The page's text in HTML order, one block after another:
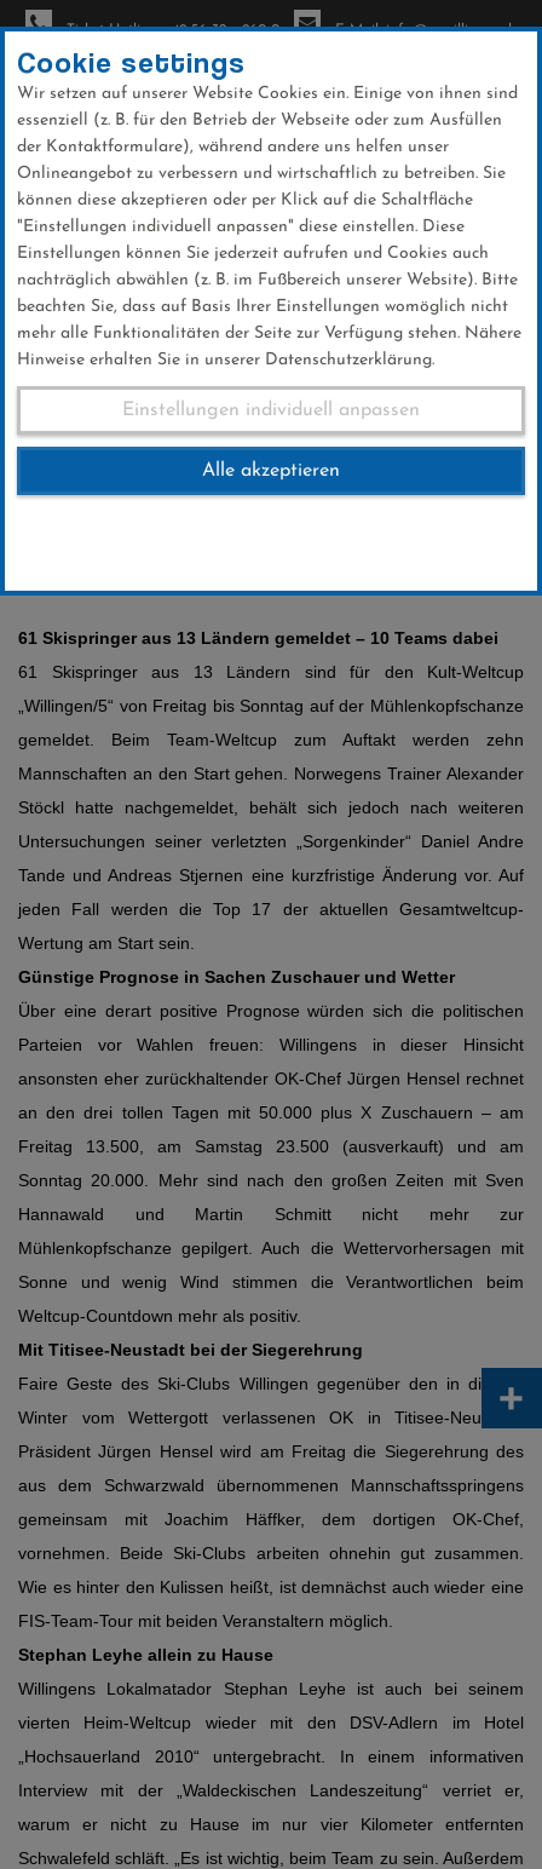
Direkt
zum
Inhalt
Ticket-Hotline: +49 56 32 - 960-0 E-Mail: info@sc-willingen.de
News
Weltcup-Splitter 13.02.2019
13 .Februar 2019
61 Skispringer aus 13 Ländern gemeldet – 10 Teams dabei
61 Skispringer aus 13 Ländern sind für den Kult-Weltcup
„Willingen/5“ von Freitag bis Sonntag auf der Mühlenkopfschanze
gemeldet. Beim Team-Weltcup zum Auftakt werden zehn
Mannschaften an den Start gehen. Norwegens Trainer Alexander
Stöckl hatte nachgemeldet, behält sich jedoch nach weiteren
Untersuchungen seiner verletzten „Sorgenkinder“ Daniel Andre
Tande und Andreas Stjernen eine kurzfristige Änderung vor. Auf
jeden Fall werden die Top 17 der aktuellen Gesamtweltcup-
Wertung am Start sein.
Günstige Prognose in Sachen Zuschauer und Wetter
Über eine derart positive Prognose würden sich die politischen
Parteien vor Wahlen freuen: Willingens in dieser Hinsicht
ansonsten eher zurückhaltender OK-Chef Jürgen Hensel rechnet
an den drei tollen Tagen mit 50.000 plus X Zuschauern – am
Freitag 13.500, am Samstag 23.500 (ausverkauft) und am
Sonntag 20.000. Mehr sind nach den großen Zeiten mit Sven
Hannawald und Martin Schmitt nicht mehr zur
Mühlenkopfschanze gepilgert. Auch die Wettervorhersagen mit
Sonne und wenig Wind stimmen die Verantwortlichen beim
Weltcup-Countdown mehr als positiv.
Mit Titisee-Neustadt bei der Siegerehrung
Faire Geste des Ski-Clubs Willingen gegenüber den in diesem
Winter vom Wettergott verlassenen OK in Titisee-Neustadt:
Präsident Jürgen Hensel wird am Freitag die Siegerehrung des
aus dem Schwarzwald übernommenen Mannschaftsspringens
gemeinsam mit Joachim Häffker, dem dortigen OK-Chef,
vornehmen. Beide Ski-Clubs arbeiten ohnehin gut zusammen.
Wie es hinter den Kulissen heißt, ist demnächst auch wieder eine
FIS-Team-Tour mit beiden Veranstaltern möglich.
Stephan Leyhe allein zu Hause
Willingens Lokalmatador Stephan Leyhe ist auch bei seinem
vierten Heim-Weltcup wieder mit den DSV-Adlern im Hotel
„Hochsauerland 2010“ untergebracht. In einem informativen
Interview mit der „Waldeckischen Landeszeitung“ verriet er,
warum er nicht zu Hause im nur vier Kilometer entfernten
Schwalefeld schläft. „Es ist wichtig, beim Team zu sein. Außerdem
Cookie settings
Wir setzen auf unserer Website Cookies ein. Einige von ihnen sind
essenziell (z. B. für den Betrieb der Webseite oder zum Ausfüllen
der Kontaktformulare), während andere uns helfen unser
Onlineangebot zu verbessern und wirtschaftlich zu betreiben. Sie
können diese akzeptieren oder per Klick auf die Schaltfläche
"Einstellungen individuell anpassen" diese einstellen. Diese
Einstellungen können Sie jederzeit aufrufen und Cookies auch
nachträglich abwählen (z. B. im Fußbereich unserer Website). Bitte
beachten Sie, dass auf Basis Ihrer Einstellungen womöglich nicht
mehr alle Funktionalitäten der Seite zur Verfügung stehen. Nähere
Hinweise erhalten Sie in unserer Datenschutzerklärung.
Einstellungen individuell anpassen
Alle akzeptieren
+